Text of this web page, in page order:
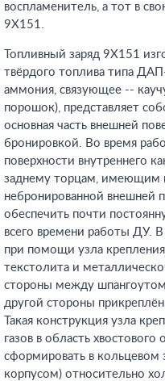
воспламенитель, а тот в
9Х151.
Топливный заряд 9Х151
твёрдого топлива типа
аммония, связующее --
порошок), представляет
основная часть внешней
бронировкой. Во время
поверхности внутреннего
заднему торцам, имеющим
небронированной внешней
обеспечить почти
всего времени работы ДУ. В
при помощи узла
текстолита и
стороны между
другой стороны
Такая конструкция узла
газов в область
сформировать в кольцевом
корпусом) относительно